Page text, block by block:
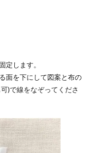
定します。
面を下にして図案と布の
)で線をなぞってくださ